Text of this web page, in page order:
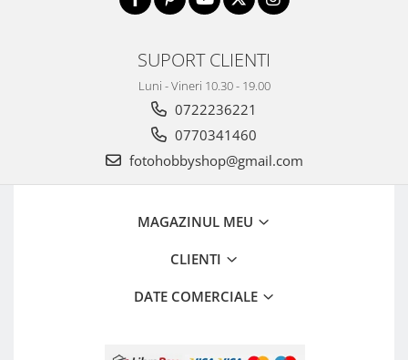
SUPORT CLIENTI
Luni - Vineri 10.30 - 19.00
0722236221
0770341460
fotohobbyshop@gmail.com
MAGAZINUL MEU
CLIENTI
DATE COMERCIALE